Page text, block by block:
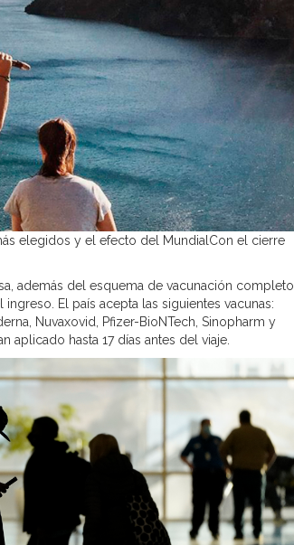
elegidos y el efecto del MundialCon el cierre
además del esquema de vacunación completo
El país acepta las siguientes vacunas:
Nuvaxovid, Pfizer-BioNTech, Sinopharm y
aplicado hasta 17 días antes del viaje.